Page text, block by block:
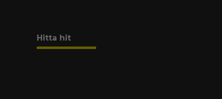
Hitta hit